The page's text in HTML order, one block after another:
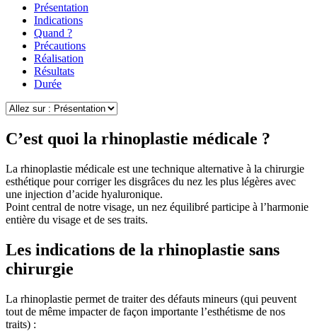
Présentation
Indications
Quand ?
Précautions
Réalisation
Résultats
Durée
C’est quoi la rhinoplastie médicale ?
La rhinoplastie médicale est une technique alternative à la chirurgie
esthétique pour corriger les disgrâces du nez les plus légères avec
une injection d’acide hyaluronique.
Point central de notre visage, un nez équilibré participe à l’harmonie
entière du visage et de ses traits.
Les indications de la rhinoplastie sans
chirurgie
La rhinoplastie permet de traiter des défauts mineurs (qui peuvent
tout de même impacter de façon importante l’esthétisme de nos
traits) :